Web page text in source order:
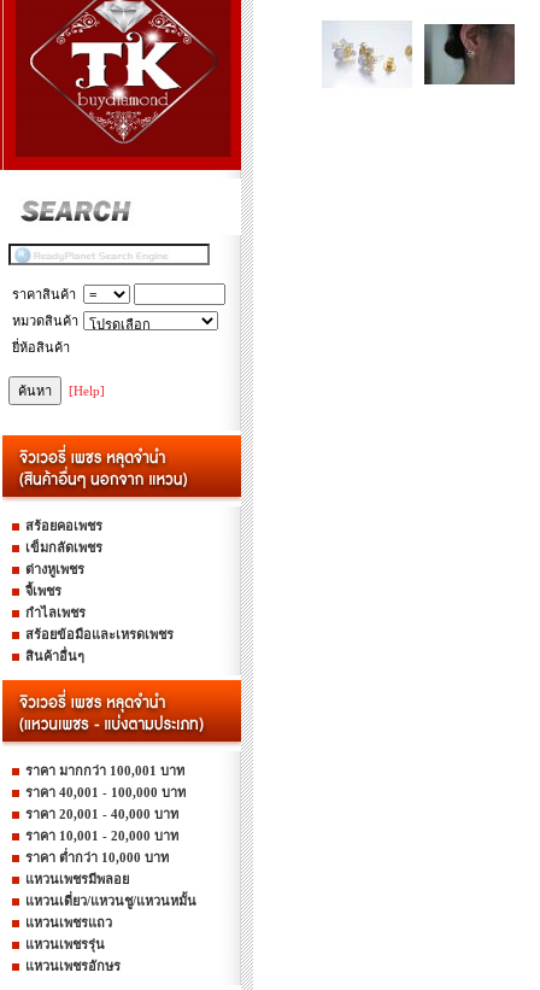
ราคาสินค้า
หมวดสินค้า
ยี่ห้อสินค้า
[Help]
สร้อยคอเพชร
เข็มกลัดเพชร
ต่างหูเพชร
จี้เพชร
กำไลเพชร
สร้อยข้อมือและเหรดเพชร
สินค้าอื่นๆ
ราคา มากกว่า 100,001 บาท
ราคา 40,001 - 100,000 บาท
ราคา 20,001 - 40,000 บาท
ราคา 10,001 - 20,000 บาท
ราคา ต่ำกว่า 10,000 บาท
แหวนเพชรมีพลอย
แหวนเดี่ยว/แหวนชู/แหวนหมั้น
แหวนเพชรแถว
แหวนเพชรรุ่น
แหวนเพชรอักษร